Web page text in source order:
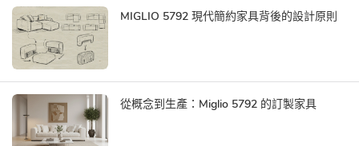
MIGLIO 5792 現代簡約家具背後的設計原則
從概念到生產：Miglio 5792 的訂製家具